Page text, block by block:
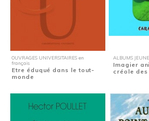
OUVRAGES UNIVERSITAIRES en
français
Etre éduqué dans le tout-
monde
ALBUMS
Imagier
créole